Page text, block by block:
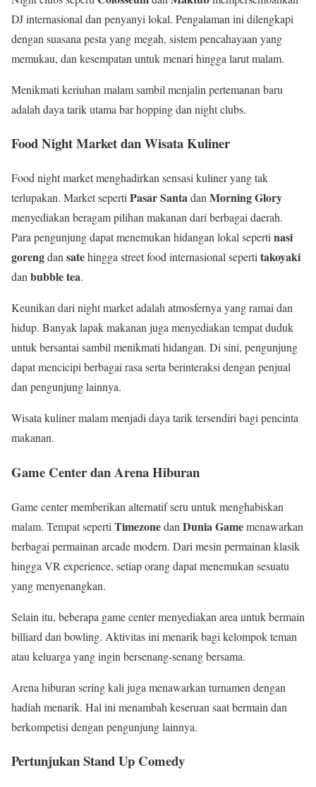
DJ internasional dan penyanyi lokal. Pengalaman ini dilengkapi
dengan suasana pesta yang megah, sistem pencahayaan yang
memukau, dan kesempatan untuk menari hingga larut malam.
Menikmati keriuhan malam sambil menjalin pertemanan baru
adalah daya tarik utama bar hopping dan night clubs.
Food Night Market dan Wisata Kuliner
Food night market menghadirkan sensasi kuliner yang tak
terlupakan. Market seperti Pasar Santadan Morning Glory
menyediakan beragam pilihan makanan dari berbagai daerah.
Para pengunjung dapat menemukan hidangan lokal seperti nasi
gorengdan satehingga street food internasional seperti takoyaki
dan bubble tea.
Keunikan dari night market adalah atmosfernya yang ramai dan
hidup. Banyak lapak makanan juga menyediakan tempat duduk
untuk bersantai sambil menikmati hidangan. Di sini, pengunjung
dapat mencicipi berbagai rasa serta berinteraksi dengan penjual
dan pengunjung lainnya.
Wisata kuliner malam menjadi daya tarik tersendiri bagi pencinta
makanan.
Game Center dan Arena Hiburan
Game center memberikan alternatif seru untuk menghabiskan
malam. Tempat seperti Timezonedan Dunia Gamemenawarkan
berbagai permainan arcade modern. Dari mesin permainan klasik
hingga VR experience, setiap orang dapat menemukan sesuatu
yang menyenangkan.
Selain itu, beberapa game center menyediakan area untuk bermain
billiard dan bowling. Aktivitas ini menarik bagi kelompok teman
atau keluarga yang ingin bersenang-senang bersama.
Arena hiburan sering kali juga menawarkan turnamen dengan
hadiah menarik. Hal ini menambah keseruan saat bermain dan
berkompetisi dengan pengunjung lainnya.
Pertunjukan Stand Up Comedy